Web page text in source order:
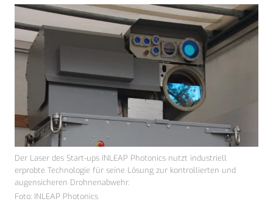
Der Laser des Start-ups INLEAP Photonics nutzt industriell
erprobte Technologie für seine Lösung zur kontrollierten und
augensicheren Drohnenabwehr.
Foto: INLEAP Photonics